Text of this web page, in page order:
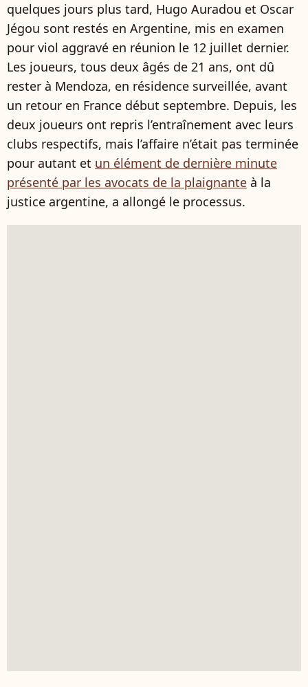
quelques jours plus tard, Hugo Auradou et Oscar
Jégou sont restés en Argentine, mis en examen
pour viol aggravé en réunion le 12 juillet dernier.
Les joueurs, tous deux âgés de 21 ans, ont dû
rester à Mendoza, en résidence surveillée, avant
un retour en France début septembre. Depuis, les
deux joueurs ont repris l’entraînement avec leurs
clubs respectifs, mais l’affaire n’était pas terminée
pour autant et un élément de dernière minute
présenté par les avocats de la plaignante à la
justice argentine, a allongé le processus.